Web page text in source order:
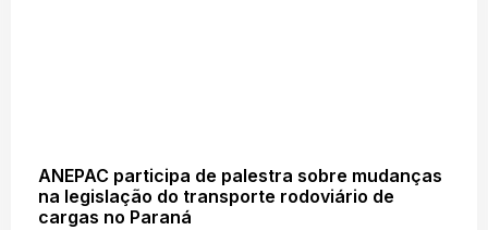
ANEPAC participa de palestra sobre mudanças
na legislação do transporte rodoviário de
cargas no Paraná